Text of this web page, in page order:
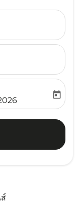
return-date-
today